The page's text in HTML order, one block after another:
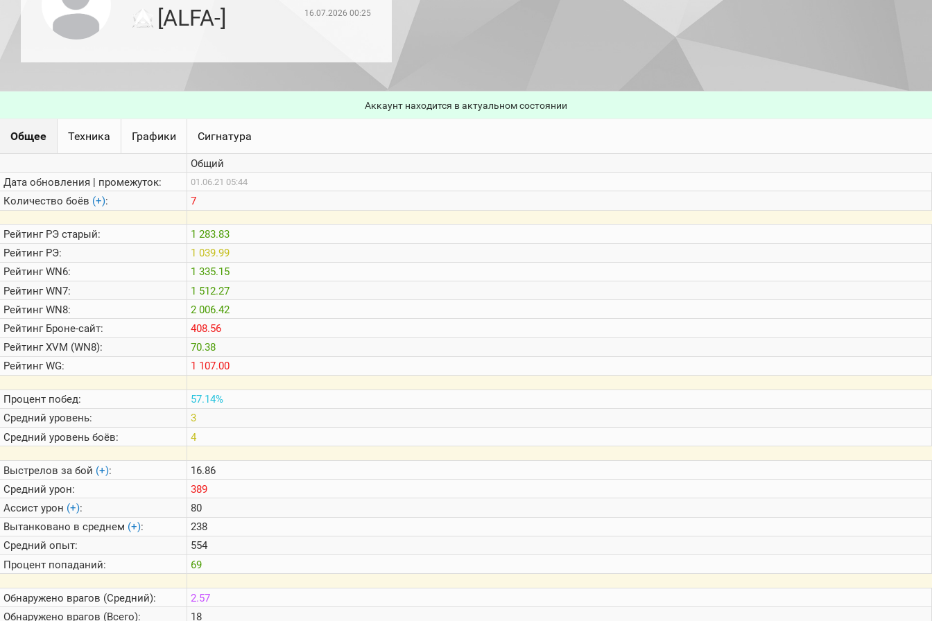
последние
1000
стримеров
Информация
Онлайн
Цветовая
шкала
Теlegram
ВК
Портал
Мира
[ALFA-]
16.07.2026 00:25
Аккаунт находится в актуальном состоянии
Общее Техника Графики Сигнатура
Дата обновления | промежуток:
Количество боёв (+):
РейтингРЭ старый:
РейтингРЭ:
РейтингWN6:
РейтингWN7:
РейтингWN8:
РейтингБроне-сайт:
РейтингXVM (WN8):
РейтингWG:
Процент побед:
Средний уровень:
Средний уровень боёв:
Выстрелов за бой (+):
Средний урон:
Ассист урон (+):
Вытанковано в среднем (+):
Средний опыт:
Процент попаданий:
Обнаружено врагов (Средний):
Обнаружено врагов (Всего):
Общий
01.06.21 05:44
7
1 283.83
1 039.99
1 335.15
1 512.27
2 006.42
408.56
70.38
1 107.00
57.14%
3
4
16.86
389
80
238
554
69
2.57
18